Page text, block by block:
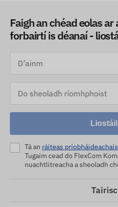
Faigh an chéad eolas
forbairtí is déanaí -
Tá an ráiteas príobháideachais
Tugaim cead do FlexCom
nuachtlitreacha a sheoladh